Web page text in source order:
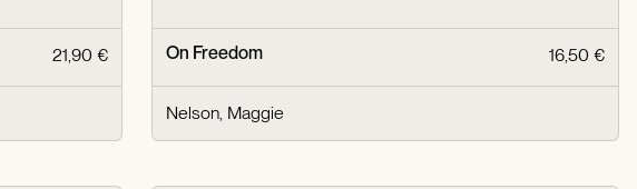
21,90 € On Freedom 16,50 €
Nelson, Maggie